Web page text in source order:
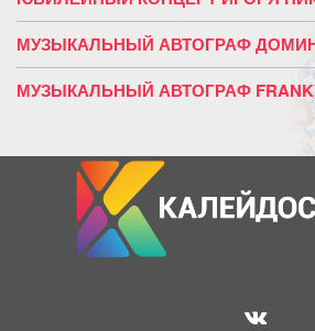
МУЗЫКАЛЬНЫЙ АВТОГРАФ
МУЗЫКАЛЬНЫЙ АВТОГРАФ